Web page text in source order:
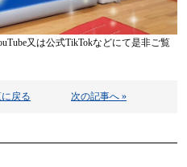
又は公式TikTokなどにて是非ご覧
戻る 次の記事へ »